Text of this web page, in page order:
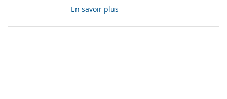
En savoir plus